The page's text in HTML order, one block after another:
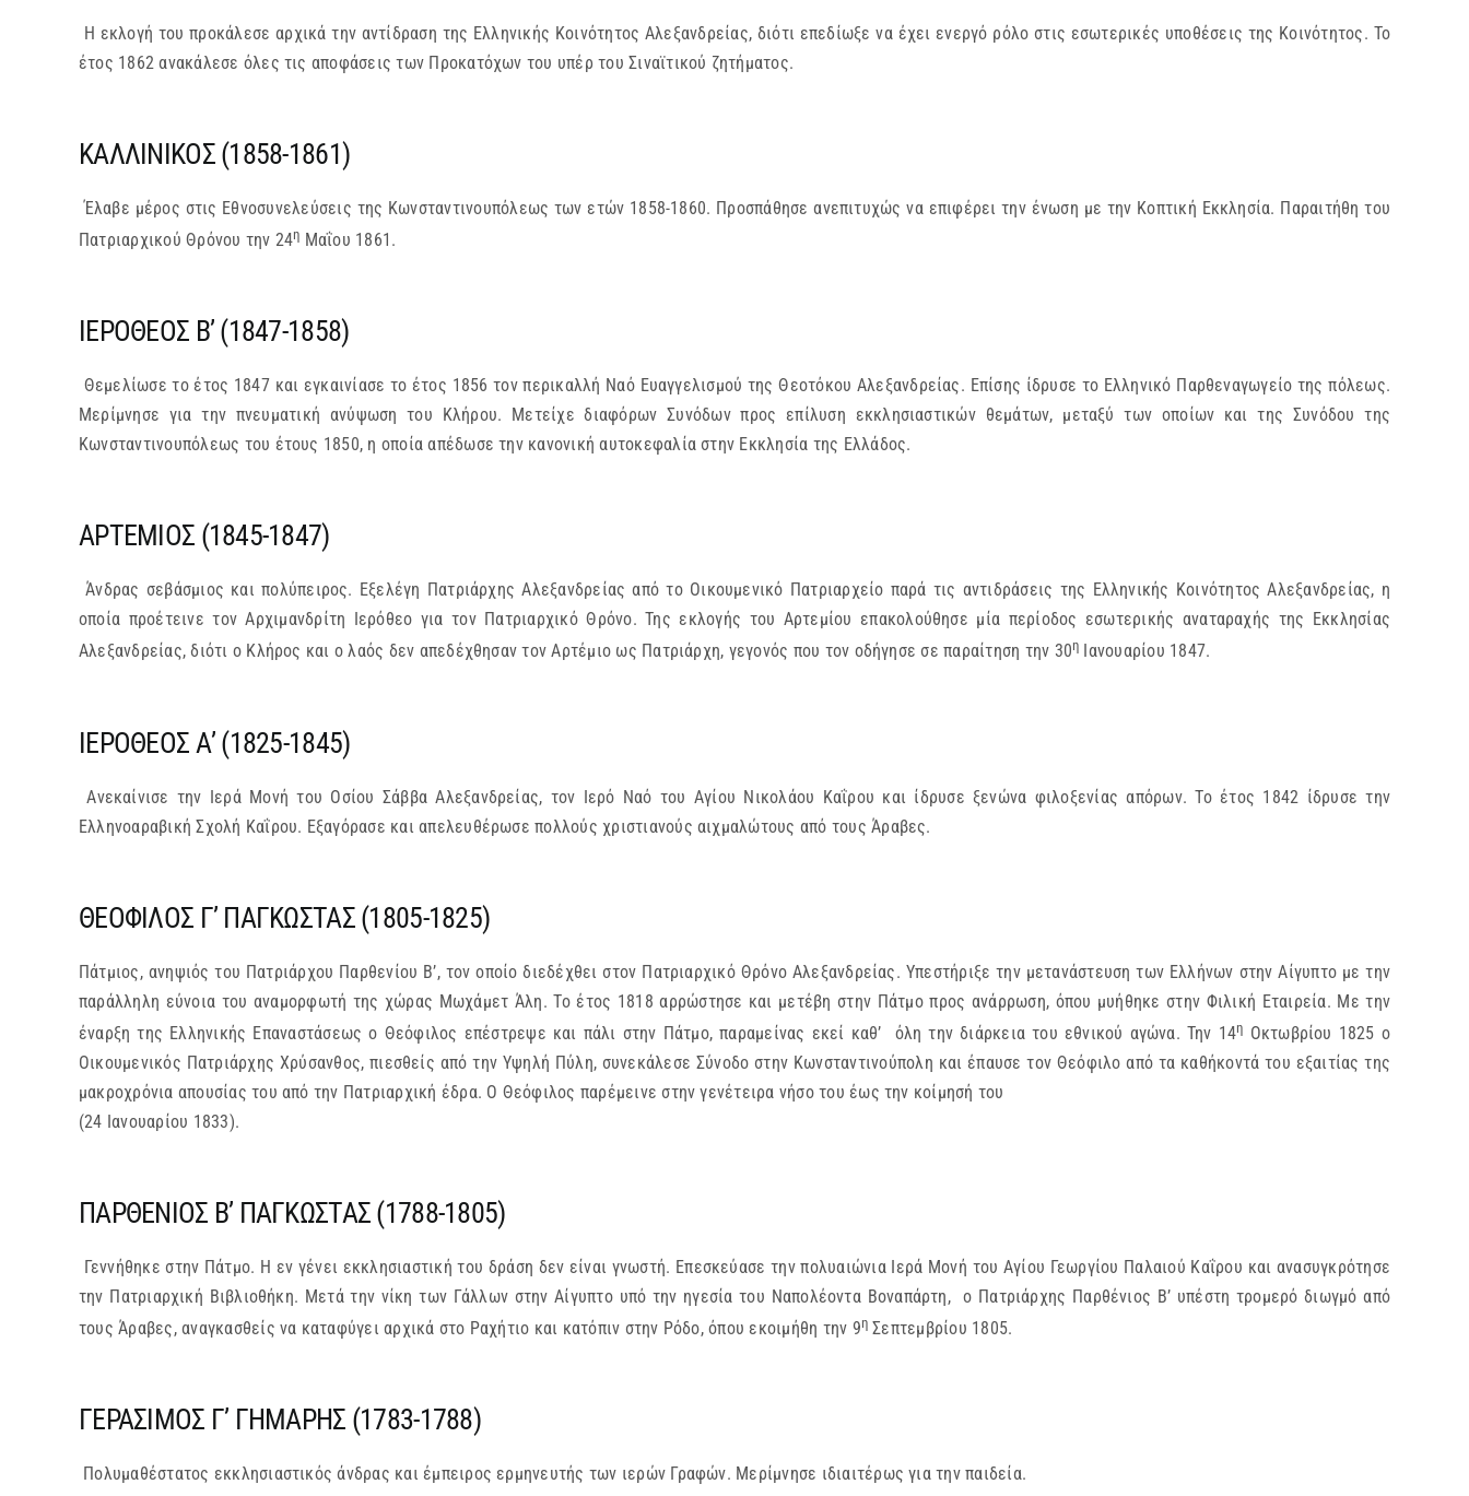
Η εκλογή του προκάλεσε αρχικά την αντίδραση της Ελληνικής Κοινότητος Αλεξανδρείας, διότι επεδίωξε να έχει ενεργό ρόλο στις εσωτερικές υποθέσεις της Κοινότητος. Το
έτος 1862 ανακάλεσε όλες τις αποφάσεις των Προκατόχων του υπέρ του Σιναϊτικού ζητήματος.
ΚΑΛΛΙΝΙΚΟΣ (1858-1861)
Έλαβε μέρος στις Εθνοσυνελεύσεις της Κωνσταντινουπόλεως των ετών 1858-1860. Προσπάθησε ανεπιτυχώς να επιφέρει την ένωση με την Κοπτική Εκκλησία. Παραιτήθη του
Πατριαρχικού Θρόνου την 24η Μαΐου 1861.
ΙΕΡΟΘΕΟΣ Β’ (1847-1858)
Θεμελίωσε το έτος 1847 και εγκαινίασε το έτος 1856 τον περικαλλή Ναό Ευαγγελισμού της Θεοτόκου Αλεξανδρείας. Επίσης ίδρυσε το Ελληνικό Παρθεναγωγείο της πόλεως.
Μερίμνησε για την πνευματική ανύψωση του Κλήρου. Μετείχε διαφόρων Συνόδων προς επίλυση εκκλησιαστικών θεμάτων, μεταξύ των οποίων και της Συνόδου της
Κωνσταντινουπόλεως του έτους 1850, η οποία απέδωσε την κανονική αυτοκεφαλία στην Εκκλησία της Ελλάδος.
ΑΡΤΕΜΙΟΣ (1845-1847)
Άνδρας σεβάσμιος και πολύπειρος. Εξελέγη Πατριάρχης Αλεξανδρείας από το Οικουμενικό Πατριαρχείο παρά τις αντιδράσεις της Ελληνικής Κοινότητος Αλεξανδρείας, η
οποία προέτεινε τον Αρχιμανδρίτη Ιερόθεο για τον Πατριαρχικό Θρόνο. Της εκλογής του Αρτεμίου επακολούθησε μία περίοδος εσωτερικής αναταραχής της Εκκλησίας
Αλεξανδρείας, διότι ο Κλήρος και ο λαός δεν απεδέχθησαν τον Αρτέμιο ως Πατριάρχη, γεγονός που τον οδήγησε σε παραίτηση την 30η Ιανουαρίου 1847.
ΙΕΡΟΘΕΟΣ Α’ (1825-1845)
Ανεκαίνισε την Ιερά Μονή του Οσίου Σάββα Αλεξανδρείας, τον Ιερό Ναό του Αγίου Νικολάου Καΐρου και ίδρυσε ξενώνα φιλοξενίας απόρων. Το έτος 1842 ίδρυσε την
Ελληνοαραβική Σχολή Καΐρου. Εξαγόρασε και απελευθέρωσε πολλούς χριστιανούς αιχμαλώτους από τους Άραβες.
ΘΕΟΦΙΛΟΣ Γ’ ΠΑΓΚΩΣΤΑΣ (1805-1825)
Πάτμιος, ανηψιός του Πατριάρχου Παρθενίου Β’, τον οποίο διεδέχθει στον Πατριαρχικό Θρόνο Αλεξανδρείας. Υπεστήριξε την μετανάστευση των Ελλήνων στην Αίγυπτο με την
παράλληλη εύνοια του αναμορφωτή της χώρας Μωχάμετ Άλη. Το έτος 1818 αρρώστησε και μετέβη στην Πάτμο προς ανάρρωση, όπου μυήθηκε στην Φιλική Εταιρεία. Με την
έναρξη της Ελληνικής Επαναστάσεως ο Θεόφιλος επέστρεψε και πάλι στην Πάτμο, παραμείνας εκεί καθ’ όλη την διάρκεια του εθνικού αγώνα. Την 14η Οκτωβρίου 1825 ο
Οικουμενικός Πατριάρχης Χρύσανθος, πιεσθείς από την Υψηλή Πύλη, συνεκάλεσε Σύνοδο στην Κωνσταντινούπολη και έπαυσε τον Θεόφιλο από τα καθήκοντά του εξαιτίας της
μακροχρόνια απουσίας του από την Πατριαρχική έδρα. Ο Θεόφιλος παρέμεινε στην γενέτειρα νήσο του έως την κοίμησή του
(24 Ιανουαρίου 1833).
ΠΑΡΘΕΝΙΟΣ Β’ ΠΑΓΚΩΣΤΑΣ (1788-1805)
Γεννήθηκε στην Πάτμο. Η εν γένει εκκλησιαστική του δράση δεν είναι γνωστή. Επεσκεύασε την πολυαιώνια Ιερά Μονή του Αγίου Γεωργίου Παλαιού Καΐρου και ανασυγκρότησε
την Πατριαρχική Βιβλιοθήκη. Μετά την νίκη των Γάλλων στην Αίγυπτο υπό την ηγεσία του Ναπολέοντα Βοναπάρτη, ο Πατριάρχης Παρθένιος Β’ υπέστη τρομερό διωγμό από
τους Άραβες, αναγκασθείς να καταφύγει αρχικά στο Ραχήτιο και κατόπιν στην Ρόδο, όπου εκοιμήθη την 9η Σεπτεμβρίου 1805.
ΓΕΡΑΣΙΜΟΣ Γ’ ΓΗΜΑΡΗΣ (1783-1788)
Πολυμαθέστατος εκκλησιαστικός άνδρας και έμπειρος ερμηνευτής των ιερών Γραφών. Μερίμνησε ιδιαιτέρως για την παιδεία.